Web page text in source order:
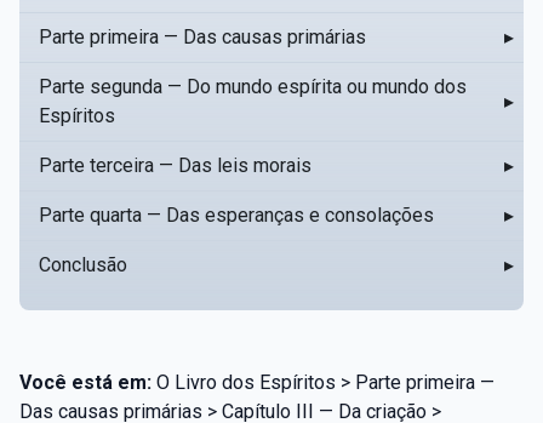
Parte primeira — Das causas primárias ▸
Parte segunda — Do mundo espírita ou mundo dos
Espíritos
▸
Parte terceira — Das leis morais ▸
Parte quarta — Das esperanças e consolações ▸
Conclusão ▸
Você está em: O Livro dos Espíritos > Parte primeira —
Das causas primárias > Capítulo III — Da criação >